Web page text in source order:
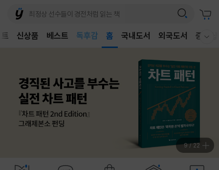
신상품 베스트
어린이
홈 국내도서 외국도서 중고샵
9/22